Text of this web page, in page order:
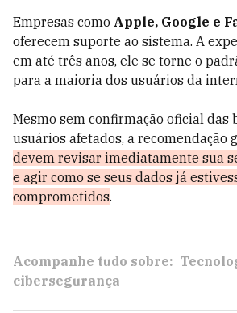
Empresas como Apple, Google e
oferecem suporte ao sistema. A
em até três anos, ele se torne o
para a maioria dos usuários da
Mesmo sem confirmação oficial das
usuários afetados, a recomendação
devem revisar imediatamente sua
e agir como se seus dados já
comprometidos.
Acompanhe tudo sobre:
cibersegurança